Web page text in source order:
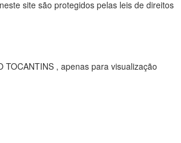
site são protegidos pelas leis de direitos
, apenas para visualização